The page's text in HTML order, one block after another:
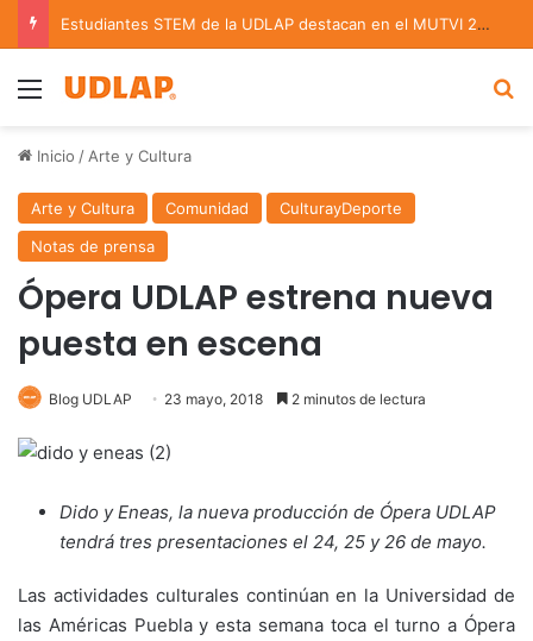
Estudiantes STEM de la UDLAP destacan en el MUTVI 2026
Menu
Inicio / Arte y Cultura
Arte y Cultura Comunidad
CulturayDeporte
Notas de prensa
Ópera UDLAP estrena nueva
puesta en escena
Blog UDLAP 23 mayo, 2018 2 minutos de lectura
Dido y Eneas, la nueva producción de Ópera UDLAP
tendrá tres presentaciones el 24, 25 y 26 de mayo.
Las actividades culturales continúan en la Universidad de
las Américas Puebla y esta semana toca el turno a Ópera